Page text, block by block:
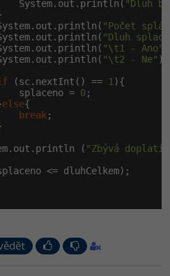
System.out.println(
"Dluh
"Počet
"Dluh
"\t1 - Ano"
"\t2 - Ne" );
(sc.nextInt() == 1){
splaceno =
0;
else{
break;
(
"Zbývá
<= dluhCelkem);